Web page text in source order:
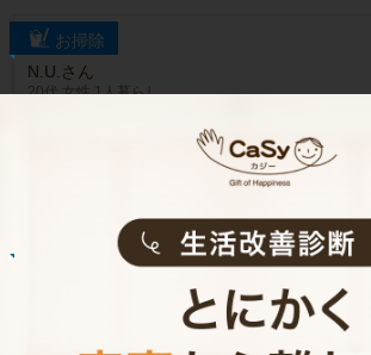
お掃除
N.U.さん
20代 女性 1人暮らし
普段できない時間を過ごすことができ、休日が